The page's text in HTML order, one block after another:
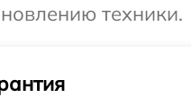
техники.